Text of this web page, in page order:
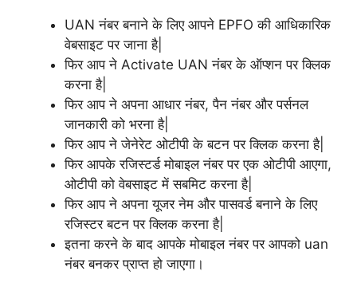
UAN नंबर बनाने के लिए आपने EPFO की आधिकारिक
वेबसाइट पर जाना है|
फिर आप ने Activate UAN नंबर के ऑप्शन पर क्लिक
करना है|
फिर आप ने अपना आधार नंबर, पैन नंबर और पर्सनल
जानकारी को भरना है|
फिर आप ने जेनेरेट ओटीपी के बटन पर क्लिक करना है|
फिर आपके रजिस्टर्ड मोबाइल नंबर पर एक ओटीपी आएगा,
ओटीपी को वेबसाइट में सबमिट करना है|
फिर आप ने अपना यूजर नेम और पासवर्ड बनाने के लिए
रजिस्टर बटन पर क्लिक करना है|
इतना करने के बाद आपके मोबाइल नंबर पर आपको uan
नंबर बनकर प्राप्त हो जाएगा।